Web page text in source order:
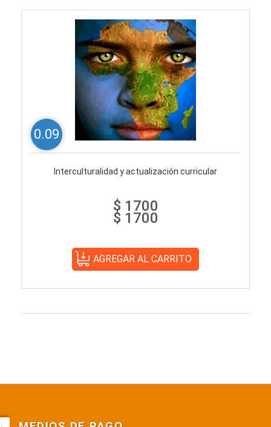
0.09
Interculturalidad y actualización curricular
$ 1700
$ 1700